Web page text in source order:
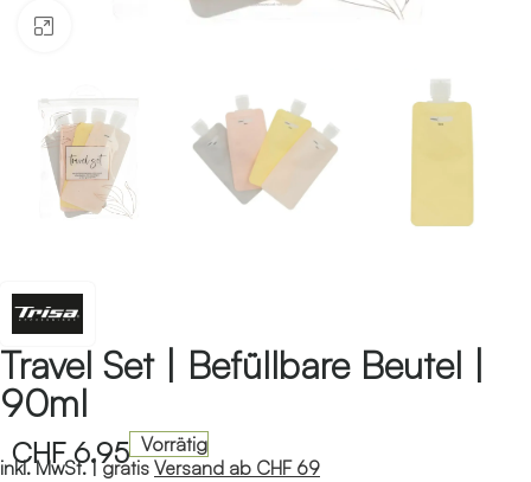
Travel Set | Befüllbare Beutel |
90ml
CHF6.95 Vorrätig
inkl. MwSt. |gratis Versand ab CHF 69